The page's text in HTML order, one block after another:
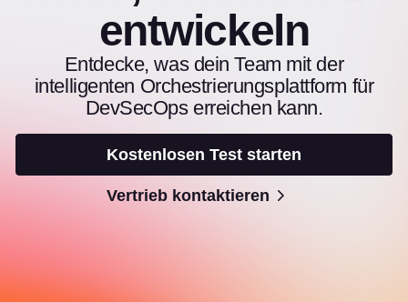
entwickeln
Entdecke, was dein Team mit der
intelligenten Orchestrierungsplattform für
DevSecOps erreichen kann.
Kostenlosen Test starten
Vertrieb kontaktieren